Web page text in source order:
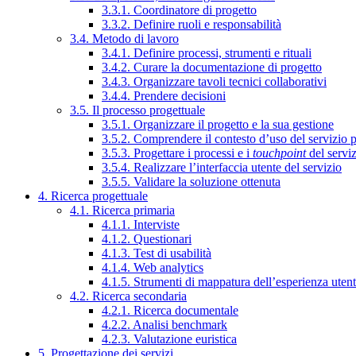
3.3.1. Coordinatore di progetto
3.3.2. Definire ruoli e responsabilità
3.4. Metodo di lavoro
3.4.1. Definire processi, strumenti e rituali
3.4.2. Curare la documentazione di progetto
3.4.3. Organizzare tavoli tecnici collaborativi
3.4.4. Prendere decisioni
3.5. Il processo progettuale
3.5.1. Organizzare il progetto e la sua gestione
3.5.2. Comprendere il contesto d’uso del servizio
3.5.3. Progettare i processi e i touchpointdel
3.5.4. Realizzare l’interfaccia utente del servizio
3.5.5. Validare la soluzione ottenuta
4. Ricerca progettuale
4.1. Ricerca primaria
4.1.1. Interviste
4.1.2. Questionari
4.1.3. Test di usabilità
4.1.4. Web analytics
4.1.5. Strumenti di mappatura dell’esperienza
4.2. Ricerca secondaria
4.2.1. Ricerca documentale
4.2.2. Analisi benchmark
4.2.3. Valutazione euristica
5. Progettazione dei servizi